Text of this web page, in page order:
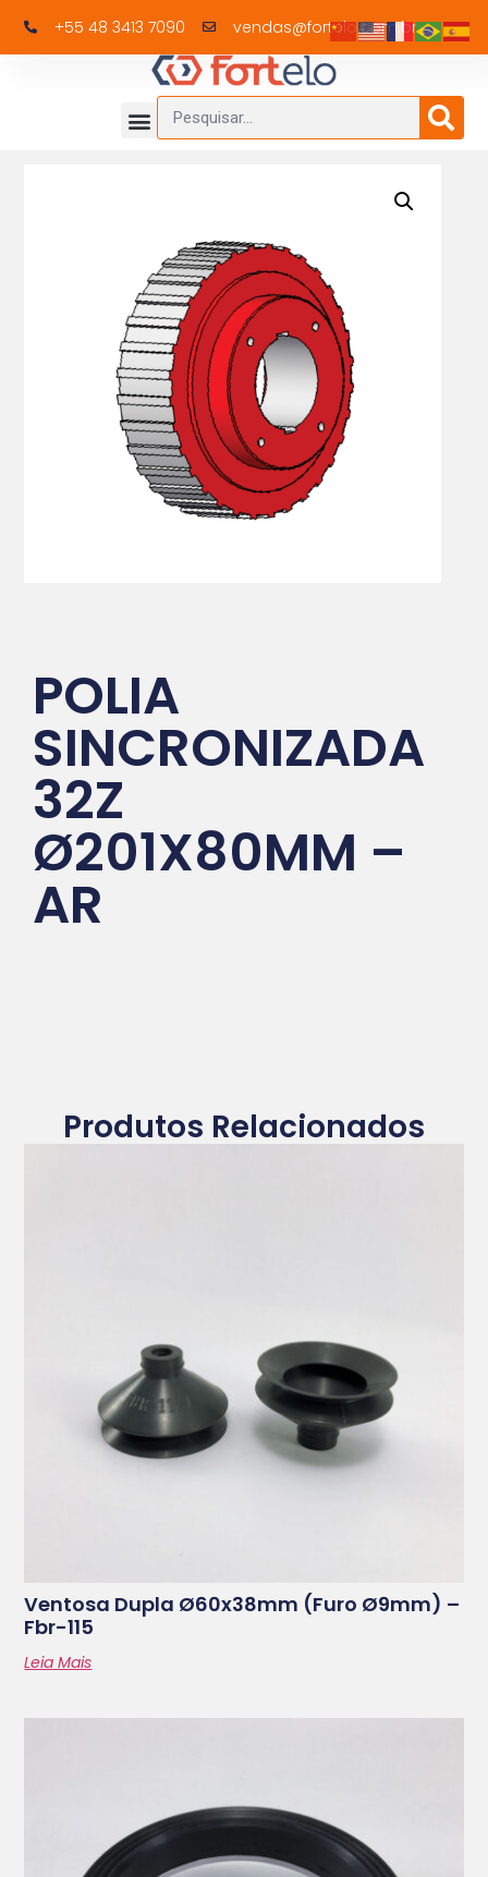
+55 48 3413 7090 vendas@fortelo.com.br
POLIA
SINCRONIZADA
32Z
Ø201X80MM –
AR
Produtos Relacionados
Ventosa Dupla Ø60x38mm (furo Ø9mm) –
Fbr-115
Leia Mais